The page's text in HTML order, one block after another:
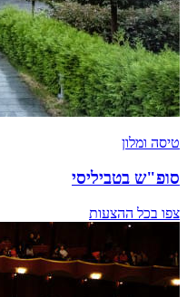
טיסה ומלון
סופ"ש בטביליסי
צפו בכל ההצעות